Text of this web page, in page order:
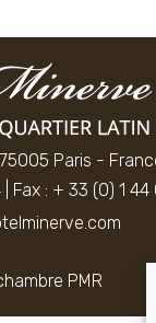
Paris -
| Fax : + 33 (0) 1
PMR